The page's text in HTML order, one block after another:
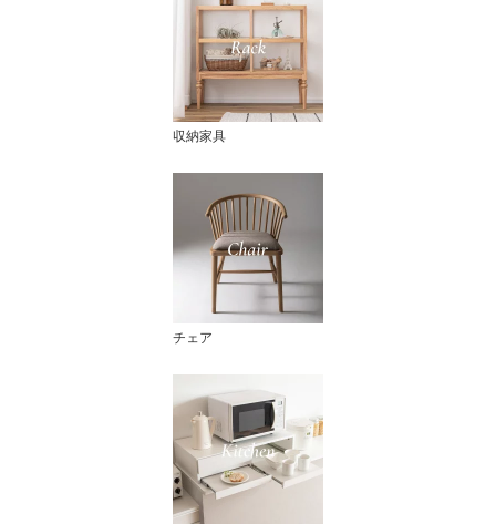
収納家具
チェア